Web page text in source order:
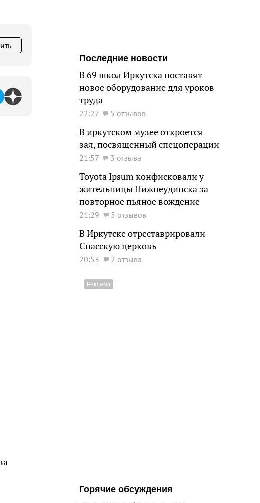
Последние новости
В 69 школ Иркутска поставят
новое оборудование для уроков
труда
22:27 5 отзывов
В иркутском музее откроется
зал, посвященный спецоперации
21:57 3 отзыва
Toyota Ipsum конфисковали у
жительницы Нижнеудинска за
повторное пьяное вождение
21:29 5 отзывов
В Иркутске отреставрировали
Спасскую церковь
20:53 2 отзыва
Горячие обсуждения